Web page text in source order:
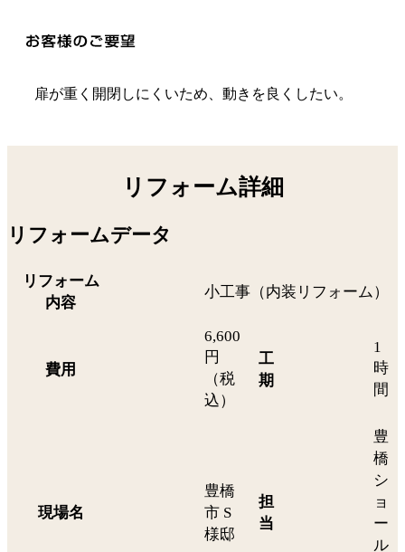
扉が重く開閉しにくいため、動きを良くしたい。
リフォーム詳細
リフォームデータ
リフォーム
内容
小工事（内装リフォーム）
費用
6,600
円
（税
込）
工
期
1
時
間
現場名
豊橋
市 S
様邸
担
当
豊
橋
シ
ョ
ー
ル